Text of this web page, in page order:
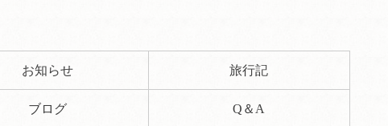
お知らせ 旅行記
ブログ Q＆A